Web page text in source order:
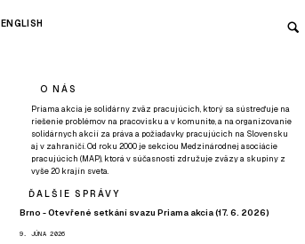
ENGLISH
O NÁS
Priama akcia je solidárny zväz pracujúcich, ktorý sa sústreďuje na
riešenie problémov na pracovisku a v komunite, a na organizovanie
solidárnych akcií za práva a požiadavky pracujúcich na Slovensku
aj v zahraničí. Od roku 2000 je sekciou Medzinárodnej asociácie
pracujúcich (MAP), ktorá v súčasnosti združuje zväzy a skupiny z
vyše 20 krajín sveta.
ĎALŠIE SPRÁVY
Brno - Otevřené setkání svazu Priama akcia (17. 6. 2026)
9. JÚNA 2026